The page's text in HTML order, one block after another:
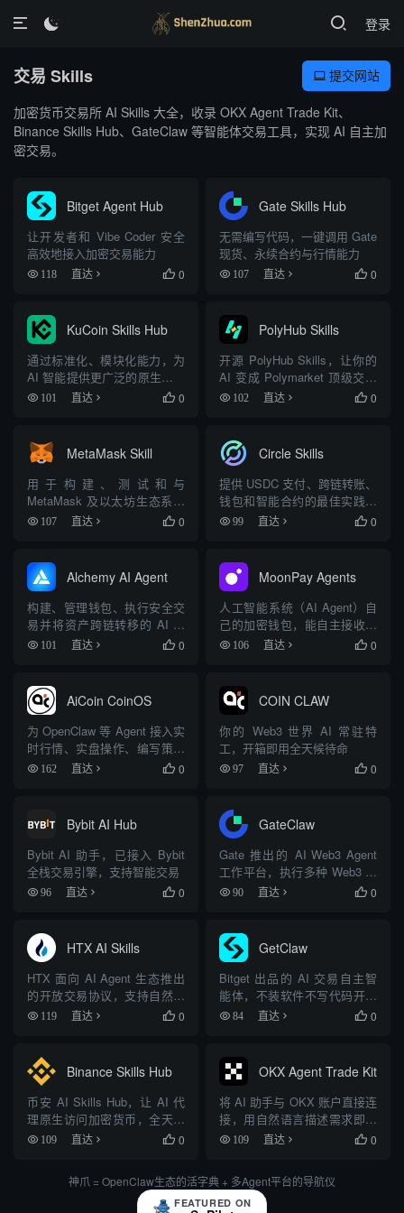
登录

交易 Skills  提交网站
加密货币交易所 AI Skills 大全，收录 OKX Agent Trade Kit、
Binance Skills Hub、GateClaw 等智能体交易工具，实现 AI 自主加
密交易。
Bitget Agent Hub
让开发者和 Vibe Coder 安全
高效地接入加密交易能力
118 直达  0
Gate Skills Hub
无需编写代码，一键调用 Gate
现货、永续合约与行情能力
107 直达  0
KuCoin Skills Hub
通过标准化、模块化能力，为
AI 智能提供更广泛的原生加密
接入能力
101 直达  0
PolyHub Skills
开源 PolyHub Skills，让你的
AI 变成 Polymarket 顶级交易
员 102 直达  0
MetaMask Skill
用于构建、测试和与
MetaMask 及以太坊生态系统
互动的技能
107 直达  0
Circle Skills
提供 USDC 支付、跨链转账、
钱包和智能合约的最佳实践指
导 99 直达  0
Alchemy AI Agent
构建、管理钱包、执行安全交
易并将资产跨链转移的 AI 代
理 101 直达  0
MoonPay Agents
人工智能系统（AI Agent）自
己的加密钱包，能自主接收、
花费、投资加密资产
106 直达  0
AiCoin CoinOS
为 OpenClaw 等 Agent 接入实
时行情、实盘操作、编写策略
和回测数据
162 直达  0
COIN CLAW
你的 Web3 世界 AI 常驻特
工，开箱即用全天候待命
97 直达  0
Bybit AI Hub
Bybit AI 助手，已接入 Bybit
全栈交易引擎，支持智能交易
96 直达  0
GateClaw
Gate 推出的 AI Web3 Agent
工作平台，执行多种 Web3 自
动化任务
90 直达  0
HTX AI Skills
HTX 面向 AI Agent 生态推出
的开放交易协议，支持自然语
言查询行情和执行交易
119 直达  0
GetClaw
Bitget 出品的 AI 交易自主智
能体，不装软件不写代码开口
即交易
84 直达  0
Binance Skills Hub
币安 AI Skills Hub，让 AI 代
理原生访问加密货币，全天候
自动交易
109 直达  0
OKX Agent Trade Kit
将 AI 助手与 OKX 账户直接连
接，用自然语言描述需求即可
自动执行交易
109 直达  0
神爪 = OpenClaw生态的活字典 + 多Agent平台的导航仪
FEATURED ON